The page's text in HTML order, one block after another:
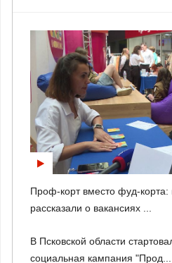
Проф-корт вместо фуд-корта:
рассказали о вакансиях ...
В Псковской области
социальная кампания "Прод...